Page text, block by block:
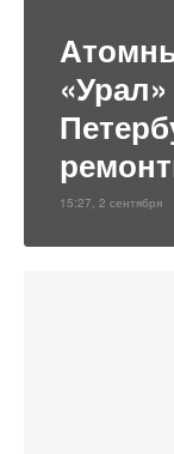
15:27, 2 сентября